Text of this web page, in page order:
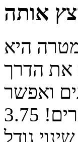
אותה
היא
את הדרך
ואפשר
3.75
שינוי גודל